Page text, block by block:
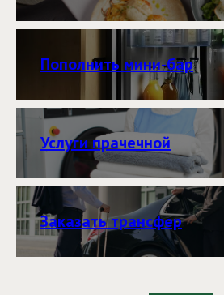
Пополнить мини-бар
Услуги прачечной
Заказать трансфер